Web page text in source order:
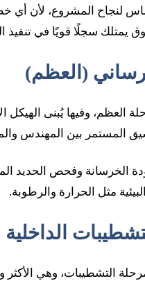
لنجاح المشروع، لأن أي
يمتلك سجلًا قويًا في تنفيذ
(العظم)
العظم، وفيها يُبنى الهيكل
المستمر بين المهندس
الخرسانة وفحص الحديد
مثل الحرارة والرطوبة.
الداخلية
التشطيبات، وهي